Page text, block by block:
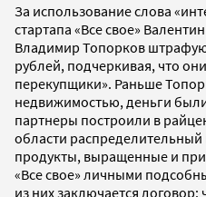
За использование слова
стартапа «Все свое»
Владимир Топорков
рублей, подчеркивая, что
перекупщики». Раньше
недвижимостью, деньги
партнеры построили в
области распределительный
продукты, выращенные и
«Все свое» личными
из них заключается